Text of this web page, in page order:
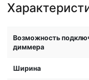
Возможность
диммера
Ширина